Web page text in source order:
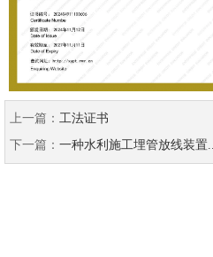
上一篇： 工法证书
下一篇： 一种水利施工埋管放线装置...